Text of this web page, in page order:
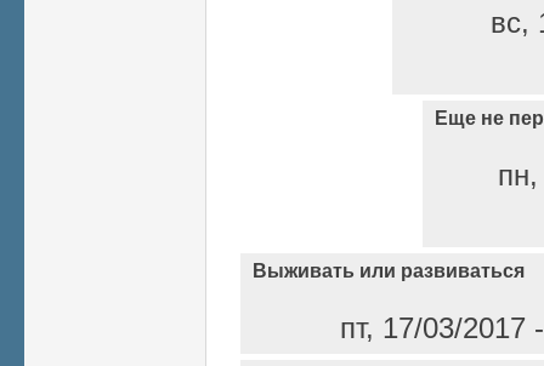
вс,
Еще не
Выживать или развиваться
пт, 17/03/